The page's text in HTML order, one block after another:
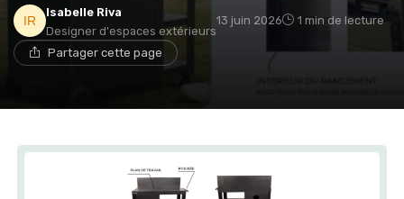
Isabelle Riva
Designer d'espaces extérieurs
13 juin 2026 1 min de lecture
Partager cette page